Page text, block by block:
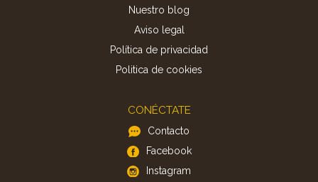
Nuestro blog
Aviso legal
Política de privacidad
Politica de cookies
CONÉCTATE
Contacto
Facebook
Instagram